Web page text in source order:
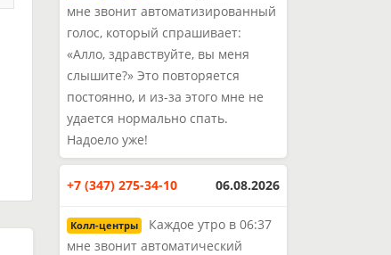
мне звонит автоматизированный
голос, который спрашивает:
«Алло, здравствуйте, вы меня
слышите?» Это повторяется
постоянно, и из-за этого мне не
удается нормально спать.
Надоело уже!
+7 (347) 275-34-10 06.08.2026
Колл-центры
Каждое утро в 06:37
мне звонит автоматический